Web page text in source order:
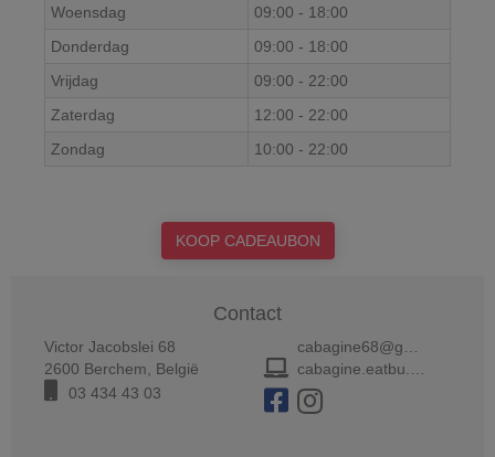
Woensdag
09:00 - 18:00
Donderdag
09:00 - 18:00
Vrijdag
09:00 - 22:00
Zaterdag
12:00 - 22:00
Zondag
10:00 - 22:00
KOOP CADEAUBON
Contact
Victor Jacobslei 68
2600 Berchem, België
03 434 43 03
cabagine68@gmail.com
cabagine.eatbu.com/